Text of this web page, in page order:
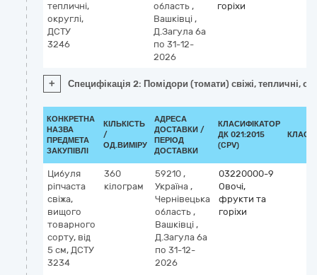
тепличні,
округлі,
ДСТУ
3246
область ,
Вашківці ,
Д.Загула 6а
по 31-12-
2026
горіхи
+ Специфікація 2: Помідори (томати) свіжі, тепличні,
КОНКРЕТНА
НАЗВА
ПРЕДМЕТА
ЗАКУПІВЛІ
КІЛЬКІСТЬ
/
ОД.ВИМІРУ
АДРЕСА
ДОСТАВКИ /
ПЕРІОД
ДОСТАВКИ
КЛАСИФІКАТОР
ДК 021:2015
(CPV)
Цибуля
ріпчаста
свіжа,
вищого
товарного
сорту, від
5 см, ДСТУ
3234
360
кілограм
59210 ,
Україна ,
Чернівецька
область ,
Вашківці ,
Д.Загула 6а
по 31-12-
2026
03220000-9
Овочі,
фрукти та
горіхи